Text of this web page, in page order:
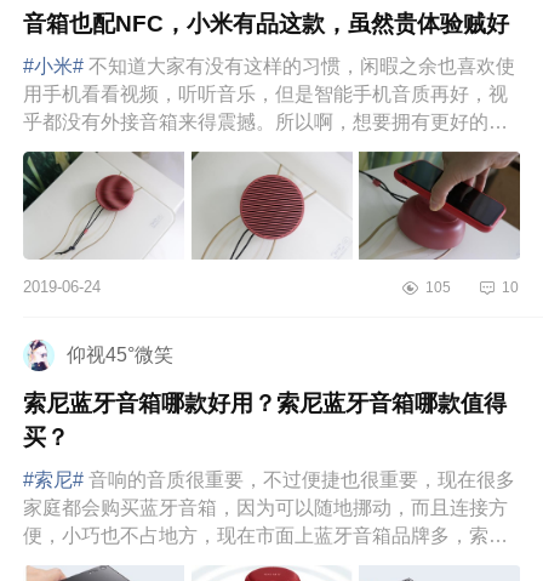
音箱也配NFC，小米有品这款，虽然贵体验贼好
#小米# 不知道大家有没有这样的习惯，闲暇之余也喜欢使
用手机看看视频，听听音乐，但是智能手机音质再好，视
乎都没有外接音箱来得震撼。所以啊，想要拥有更好的视
听体验，给手机配...
2019-06-24 105 10
仰视45°微笑
索尼蓝牙音箱哪款好用？索尼蓝牙音箱哪款值得
买？
#索尼# 音响的音质很重要，不过便捷也很重要，现在很多
家庭都会购买蓝牙音箱，因为可以随地挪动，而且连接方
便，小巧也不占地方，现在市面上蓝牙音箱品牌多，索尼
就是其中一个品牌...